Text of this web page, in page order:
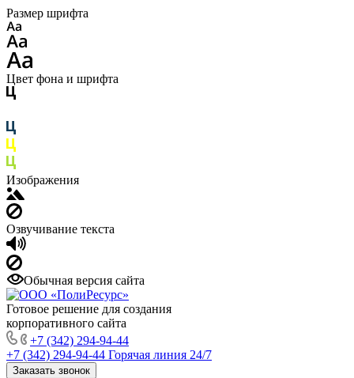
Размер шрифта
Цвет фона и шрифта
Изображения
Озвучивание текста
Обычная версия сайта
Готовое решение для создания
корпоративного сайта
+7 (342) 294-94-44
+7 (342) 294-94-44 Горячая линия 24/7
Заказать звонок